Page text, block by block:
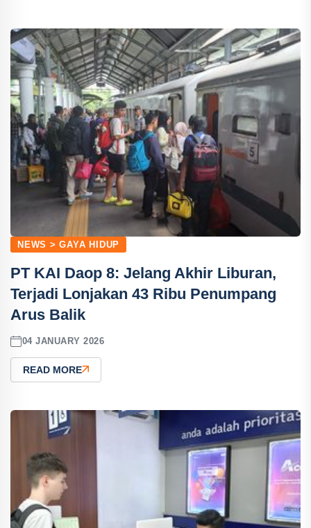
NEWS > GAYA HIDUP
PT KAI Daop 8: Jelang Akhir Liburan,
Terjadi Lonjakan 43 Ribu Penumpang
Arus Balik
04 JANUARY 2026
READ MORE